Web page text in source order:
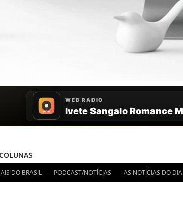
NORDESTE - ÚLTIMA HORA
PONTO DE VISTA
FATO - ÚLTIMAS NOTÍCIAS
DO BRASIL PODCAST/NOTÍCIAS AS NOTÍCIAS DO DIA